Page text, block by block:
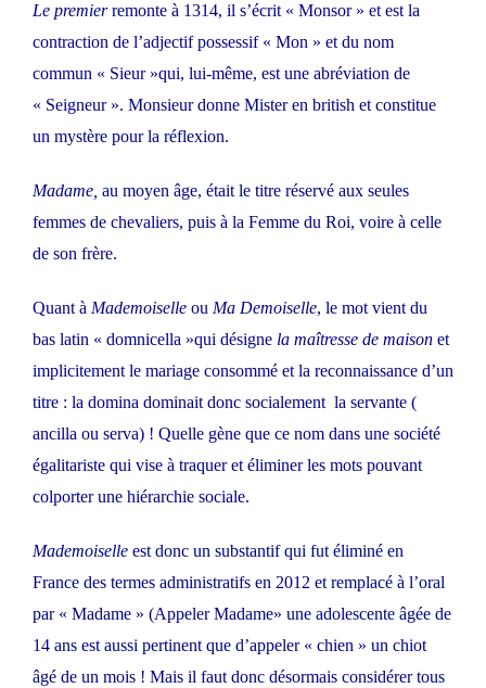
Le premierremonte à 1314, il s’écrit « Monsor » et est la
contraction de l’adjectif possessif « Mon » et du nom
commun « Sieur »qui, lui-même, est une abréviation de
« Seigneur ». Monsieur donne Mister en british et constitue
un mystère pour la réflexion.
Madame, au moyen âge, était le titre réservé aux seules
femmes de chevaliers, puis à la Femme du Roi, voire à celle
de son frère.
Quant à Mademoiselle ou Ma Demoiselle, le mot vient du
bas latin « domnicella »qui désigne la maîtresse de maison et
implicitement le mariage consommé et la reconnaissance d’un
titre : la domina dominait donc socialement la servante (
ancilla ou serva) ! Quelle gène que ce nom dans une société
égalitariste qui vise à traquer et éliminer les mots pouvant
colporter une hiérarchie sociale.
Mademoiselle est donc un substantif qui fut éliminé en
France des termes administratifs en 2012 et remplacé à l’oral
par « Madame » (Appeler Madame» une adolescente âgée de
14 ans est aussi pertinent que d’appeler « chien » un chiot
âgé de un mois ! Mais il faut donc désormais considérer tous